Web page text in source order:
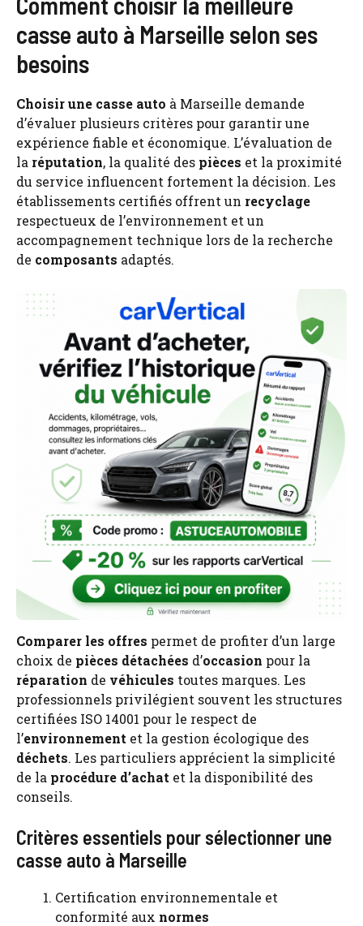
casse auto à Marseille selon ses
besoins
Choisir une casse auto à Marseille demande
d’évaluer plusieurs critères pour garantir une
expérience fiable et économique. L’évaluation de
la réputation, la qualité des pièces et la proximité
du service influencent fortement la décision. Les
établissements certifiés offrent un recyclage
respectueux de l’environnement et un
accompagnement technique lors de la recherche
de composants adaptés.
Comparer les offres permet de profiter d’un large
choix de pièces détachées d’occasion pour la
réparation de véhicules toutes marques. Les
professionnels privilégient souvent les structures
certifiées ISO 14001 pour le respect de
l’environnement et la gestion écologique des
déchets. Les particuliers apprécient la simplicité
de la procédure d’achat et la disponibilité des
conseils.
Critères essentiels pour sélectionner une
casse auto à Marseille
Certification environnementale et
conformité aux normes